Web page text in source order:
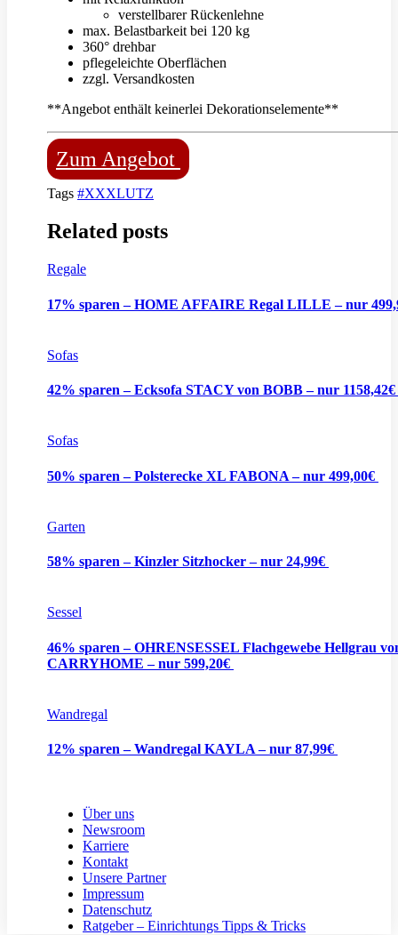
verstellbarer Rückenlehne
max. Belastbarkeit bei 120 kg
360° drehbar
pflegeleichte Oberflächen
zzgl. Versandkosten
**Angebot enthält keinerlei Dekorationselemente**
Zum Angebot
Tags #XXXLUTZ
Related posts
Regale
17% sparen – HOME AFFAIRE Regal LILLE – nur
Sofas
42% sparen – Ecksofa STACY von BOBB – nur 1158,42€
Sofas
50% sparen – Polsterecke XL FABONA – nur 499,00€
Garten
58% sparen – Kinzler Sitzhocker – nur 24,99€
Sessel
46% sparen – OHRENSESSEL Flachgewebe Hellgrau
CARRYHOME – nur 599,20€
Wandregal
12% sparen – Wandregal KAYLA – nur 87,99€
Über uns
Newsroom
Karriere
Kontakt
Unsere Partner
Impressum
Datenschutz
Ratgeber – Einrichtungs Tipps & Tricks